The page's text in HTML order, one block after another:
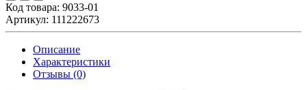
Код товара: 9033-01
Артикул: 111222673
Описание
Характеристики
Отзывы (0)